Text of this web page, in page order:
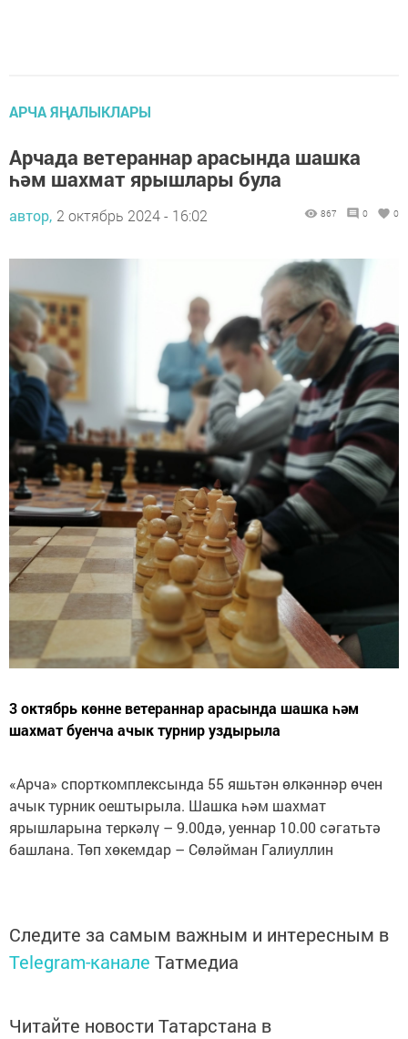
АРЧА ЯҢАЛЫКЛАРЫ
Арчада ветераннар арасында шашка
һәм шахмат ярышлары була
автор, 2 октябрь 2024 - 16:02 867 0 0
3 октябрь көнне ветераннар арасында шашка һәм
шахмат буенча ачык турнир уздырыла
«Арча» спорткомплексында 55 яшьтән өлкәннәр өчен
ачык турник оештырыла. Шашка һәм шахмат
ярышларына теркәлү – 9.00дә, уеннар 10.00 сәгатьтә
башлана. Төп хөкемдар – Сөләйман Галиуллин
Следите за самым важным и интересным в
Telegram-канале Татмедиа
Читайте новости Татарстана в